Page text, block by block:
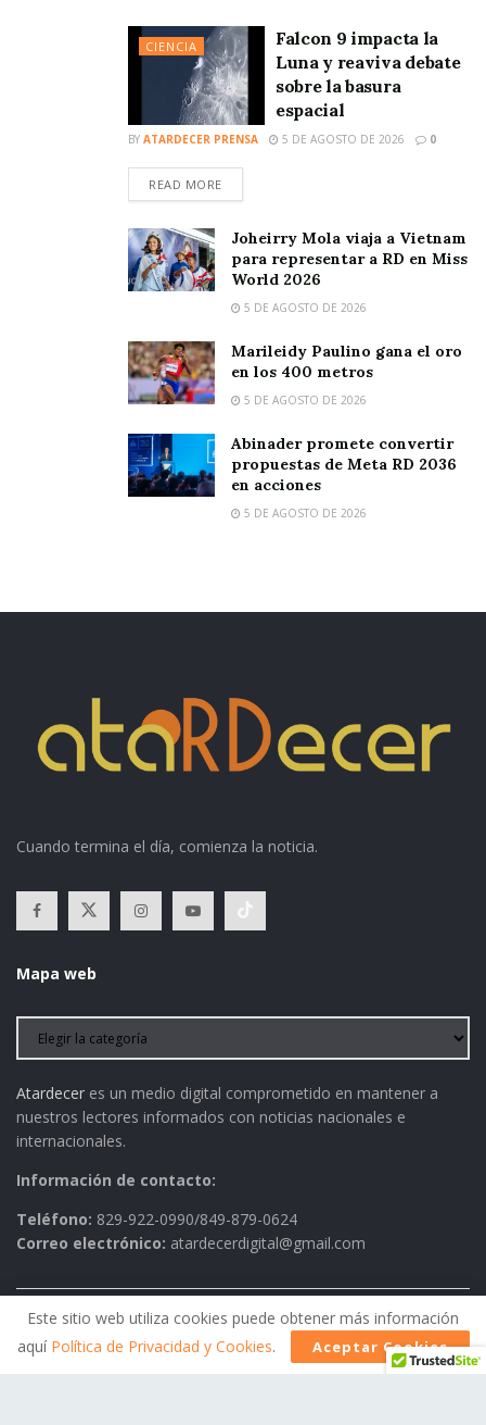
CIENCIA
Falcon 9 impacta la
Luna y reaviva debate
sobre la basura
espacial
BY ATARDECER PRENSA 5 DE AGOSTO DE 2026 0
READ MORE
Joheirry Mola viaja a Vietnam
para representar a RD en Miss
World 2026
5 DE AGOSTO DE 2026
Marileidy Paulino gana el oro
en los 400 metros
5 DE AGOSTO DE 2026
Abinader promete convertir
propuestas de Meta RD 2036
en acciones
5 DE AGOSTO DE 2026
Cuando termina el día, comienza la noticia.
Mapa web
Atardecer es un medio digital comprometido en mantener a
nuestros lectores informados con noticias nacionales e
internacionales.
Información de contacto:
Teléfono: 829-922-0990/849-879-0624
Correo electrónico: atardecerdigital@gmail.com
Política de Privacidad AVISO LEGAL
Contactos
Historia
Este sitio web utiliza cookies puede obtener más información
aquí Política de Privacidad y Cookies. Aceptar Cookies